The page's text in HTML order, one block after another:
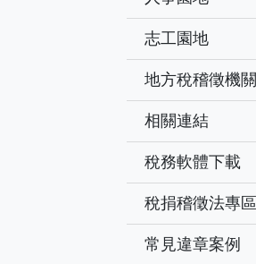
志工園地
地方稅稽徵機關
相關連結
稅務軟體下載
稅捐稽徵法專區
常見違章案例